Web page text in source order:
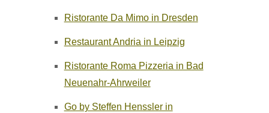
Ristorante Da Mimo in Dresden
Restaurant Andria in Leipzig
Ristorante Roma Pizzeria in Bad
Neuenahr-Ahrweiler
Go by Steffen Henssler in